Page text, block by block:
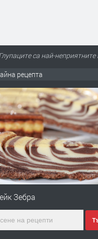
са най-
рецепта
Зебра